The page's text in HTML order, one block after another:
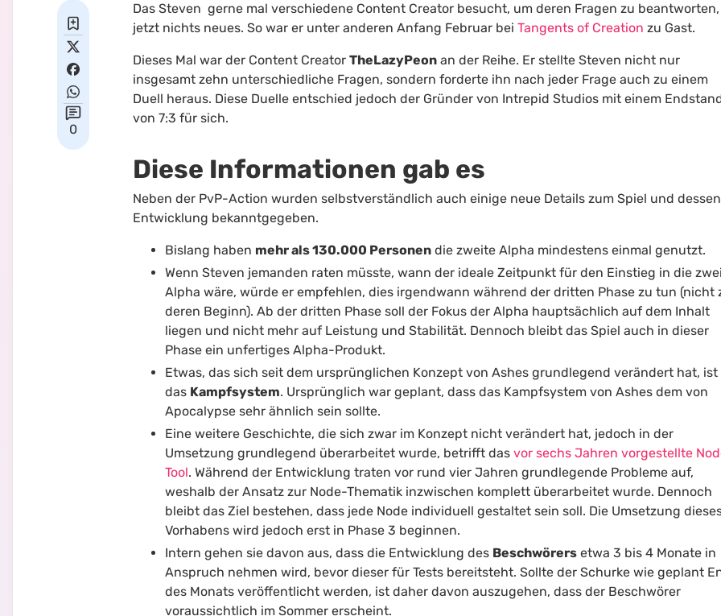
0
Das Steven gerne mal verschiedene Content Creator besucht, um deren Fragen zu
jetzt nichts neues. So war er unter anderen Anfang Februar beiTangents of Creation zu Gast.
Dieses Mal war der Content CreatorTheLazyPeon an der Reihe. Er stellte Steven nicht nur
insgesamt zehn unterschiedliche Fragen, sondern forderte ihn nach jeder Frage auch zu einem
Duell heraus. Diese Duelle entschied jedoch der Gründer von Intrepid Studios mit einem
von 7:3 für sich.
Diese Informationen gab es
Neben der PvP-Action wurden selbstverständlich auch einige neue Details zum Spiel und dessen
Entwicklung bekanntgegeben.
Bislang haben mehr als 130.000 Personen die zweite Alpha mindestens einmal genutzt.
Wenn Steven jemanden raten müsste, wann der ideale Zeitpunkt für den Einstieg in die
Alpha wäre, würde er empfehlen, dies irgendwann während der dritten Phase zu tun (nicht
deren Beginn). Ab der dritten Phase soll der Fokus der Alpha hauptsächlich auf dem Inhalt
liegen und nicht mehr auf Leistung und Stabilität. Dennoch bleibt das Spiel auch in dieser
Phase ein unfertiges Alpha-Produkt.
Etwas, das sich seit dem ursprünglichen Konzept von Ashes grundlegend verändert hat, ist
das Kampfsystem. Ursprünglich war geplant, dass das Kampfsystem von Ashes dem von
Apocalypse sehr ähnlich sein sollte.
Eine weitere Geschichte, die sich zwar im Konzept nicht verändert hat, jedoch in der
Umsetzung grundlegend überarbeitet wurde, betrifft dasvor sechs Jahren vorgestellte
Tool. Während der Entwicklung traten vor rund vier Jahren grundlegende Probleme auf,
weshalb der Ansatz zur Node-Thematik inzwischen komplett überarbeitet wurde. Dennoch
bleibt das Ziel bestehen, dass jede Node individuell gestaltet sein soll. Die Umsetzung
Vorhabens wird jedoch erst in Phase 3 beginnen.
Intern gehen sie davon aus, dass die Entwicklung des Beschwörers etwa 3 bis 4 Monate in
Anspruch nehmen wird, bevor dieser für Tests bereitsteht. Sollte der Schurke wie geplant
des Monats veröffentlicht werden, ist daher davon auszugehen, dass der Beschwörer
voraussichtlich im Sommer erscheint.